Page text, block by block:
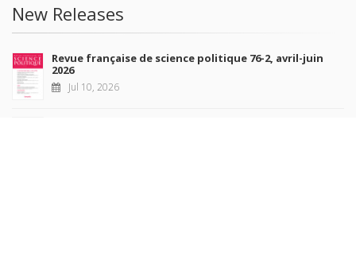
New Releases
Revue française de science politique 76-2, avril-juin
2026
Jul 10, 2026